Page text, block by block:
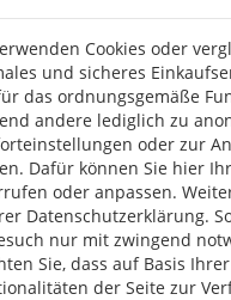
Cookies oder
und sicheres
das ordnungsgemäße
andere lediglich zu
oder zur
Dafür können Sie hier
oder anpassen.
Datenschutzerklärung.
nur mit zwingend
Sie, dass auf Basis
der Seite zur